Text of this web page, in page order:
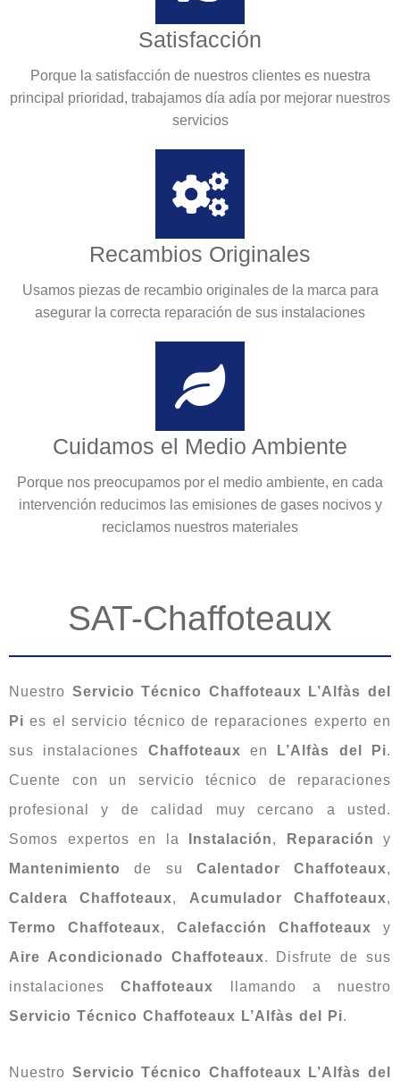
Satisfacción
Porque la satisfacción de nuestros clientes es nuestra
principal prioridad, trabajamos día adía por mejorar nuestros
servicios
Recambios Originales
Usamos piezas de recambio originales de la marca para
asegurar la correcta reparación de sus instalaciones
Cuidamos el Medio Ambiente
Porque nos preocupamos por el medio ambiente, en cada
intervención reducimos las emisiones de gases nocivos y
reciclamos nuestros materiales
SAT-Chaffoteaux
Nuestro Servicio Técnico Chaffoteaux L’Alfàs del
Pi es el servicio técnico de reparaciones experto en
sus instalaciones Chaffoteaux en L’Alfàs del Pi.
Cuente con un servicio técnico de reparaciones
profesional y de calidad muy cercano a usted.
Somos expertos en la
Instalación, Reparación y
Mantenimiento
de su Calentador Chaffoteaux,
Caldera Chaffoteaux, Acumulador Chaffoteaux,
Termo Chaffoteaux, Calefacción Chaffoteaux y
Aire Acondicionado Chaffoteaux. Disfrute de sus
instalacionesChaffoteaux llamando a nuestro
Servicio Técnico Chaffoteaux L’Alfàs del Pi.
Nuestro Servicio Técnico Chaffoteaux L’Alfàs del